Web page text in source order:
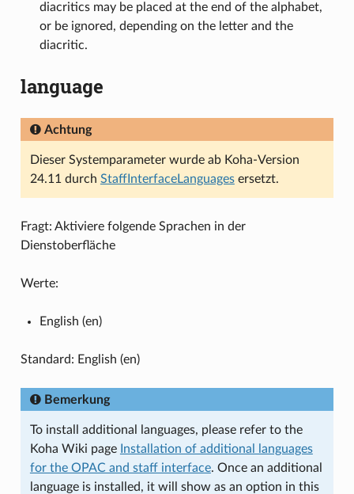
diacritics may be placed at the end of the alphabet,
or be ignored, depending on the letter and the
diacritic.
language
Achtung
Dieser Systemparameter wurde ab Koha-Version
24.11 durch StaffInterfaceLanguagesersetzt.
Fragt: Aktiviere folgende Sprachen in der
Dienstoberfläche
Werte:
English (en)
Standard: English (en)
Bemerkung
To install additional languages, please refer to the
Koha Wiki page Installation of additional languages
for the OPAC and staff interface. Once an additional
language is installed, it will show as an option in this